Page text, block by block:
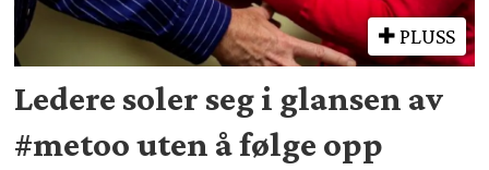
PLUSS
Ledere soler seg i glansen av
#metoo uten å følge opp